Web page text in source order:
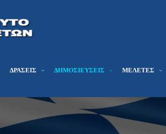
ΔΡΆΣΕΙΣ ΔΗΜΟΣΙΕΎΣΕΙΣ ΜΕΛΕΤΕΣ